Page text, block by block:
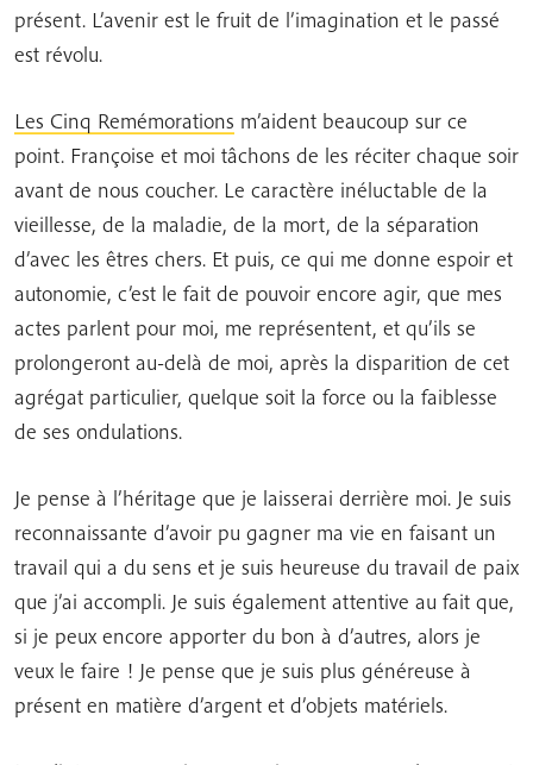
présent. L’avenir est le fruit de l’imagination et le passé
est révolu.
Les Cinq Remémorations m’aident beaucoup sur ce
point. Françoise et moi tâchons de les réciter chaque soir
avant de nous coucher. Le caractère inéluctable de la
vieillesse, de la maladie, de la mort, de la séparation
d’avec les êtres chers. Et puis, ce qui me donne espoir et
autonomie, c’est le fait de pouvoir encore agir, que mes
actes parlent pour moi, me représentent, et qu’ils se
prolongeront au-delà de moi, après la disparition de cet
agrégat particulier, quelque soit la force ou la faiblesse
de ses ondulations.
Je pense à l’héritage que je laisserai derrière moi. Je suis
reconnaissante d’avoir pu gagner ma vie en faisant un
travail qui a du sens et je suis heureuse du travail de paix
que j’ai accompli. Je suis également attentive au fait que,
si je peux encore apporter du bon à d’autres, alors je
veux le faire ! Je pense que je suis plus généreuse à
présent en matière d’argent et d’objets matériels.